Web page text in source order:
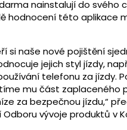
nainstalují do svého
hodnocení této aplikace
si naše nové pojištění
jejich styl jízdy,
telefonu za jízdy.
mu část zaplaceného
za bezpečnou jízdu,“
vývoje produktů v